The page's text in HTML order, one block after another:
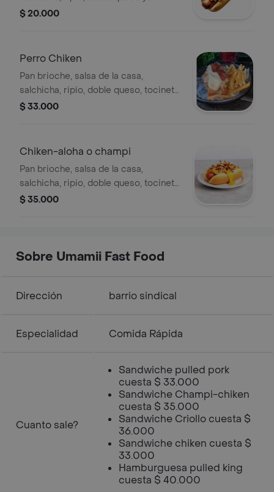
tocineta.
$ 20.000
Perro Chiken
Pan brioche, salsa de la casa,
salchicha, ripio, doble queso, tocineta,
pollo desmechado en salsa.
$ 33.000
Chiken-aloha o champi
Pan brioche, salsa de la casa,
salchicha, ripio, doble queso, tocineta,
pollo desmechado en salsa,
$ 35.000
Sobre Umamii Fast Food
Dirección barrio sindical
Especialidad Comida Rápida
Cuanto sale?
Sandwiche pulled pork
cuesta $ 33.000
Sandwiche Champi-chiken
cuesta $ 35.000
Sandwiche Criollo cuesta $
36.000
Sandwiche chiken cuesta $
33.000
Hamburguesa pulled king
cuesta $ 40.000